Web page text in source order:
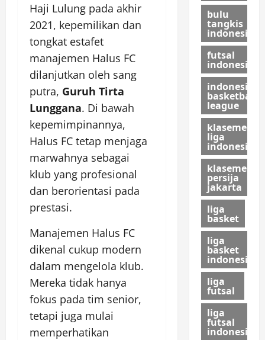
Haji Lulung pada akhir
2021, kepemilikan dan
tongkat estafet
manajemen Halus FC
dilanjutkan oleh sang
putra, Guruh Tirta
Lunggana. Di bawah
kepemimpinannya,
Halus FC tetap menjaga
marwahnya sebagai
klub yang profesional
dan berorientasi pada
prestasi.
Manajemen Halus FC
dikenal cukup modern
dalam mengelola klub.
Mereka tidak hanya
fokus pada tim senior,
tetapi juga mulai
memperhatikan
bulu
tangkis
indonesia
futsal
indonesia
indonesian
basketball
league
klasemen
liga
indonesia
klasemen
persija
jakarta
liga
basket
liga
basket
indonesia
liga
futsal
liga
futsal
indonesia